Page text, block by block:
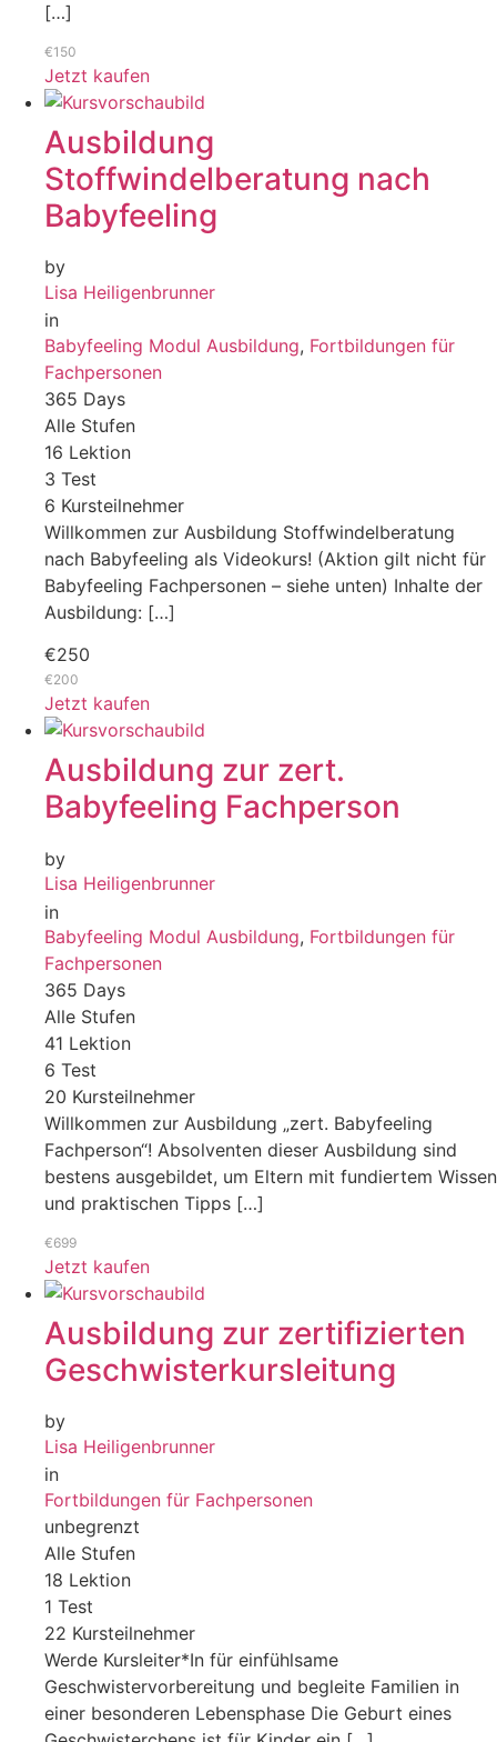
[…]
€150
Jetzt kaufen
Ausbildung
Stoffwindelberatung nach
Babyfeeling
by
Lisa Heiligenbrunner
in
Babyfeeling Modul Ausbildung, Fortbildungen für
Fachpersonen
365 Days
Alle Stufen
16 Lektion
3 Test
6 Kursteilnehmer
Willkommen zur Ausbildung Stoffwindelberatung
nach Babyfeeling als Videokurs! (Aktion gilt nicht für
Babyfeeling Fachpersonen – siehe unten) Inhalte der
Ausbildung: […]
€250
€200
Jetzt kaufen
Ausbildung zur zert.
Babyfeeling Fachperson
by
Lisa Heiligenbrunner
in
Babyfeeling Modul Ausbildung, Fortbildungen für
Fachpersonen
365 Days
Alle Stufen
41 Lektion
6 Test
20 Kursteilnehmer
Willkommen zur Ausbildung „zert. Babyfeeling
Fachperson“! Absolventen dieser Ausbildung sind
bestens ausgebildet, um Eltern mit fundiertem Wissen
und praktischen Tipps […]
€699
Jetzt kaufen
Ausbildung zur zertifizierten
Geschwisterkursleitung
by
Lisa Heiligenbrunner
in
Fortbildungen für Fachpersonen
unbegrenzt
Alle Stufen
18 Lektion
1 Test
22 Kursteilnehmer
Werde Kursleiter*In für einfühlsame
Geschwistervorbereitung und begleite Familien in
einer besonderen Lebensphase Die Geburt eines